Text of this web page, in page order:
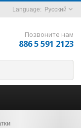
Русский
Позвоните нам
886 5 591 2123